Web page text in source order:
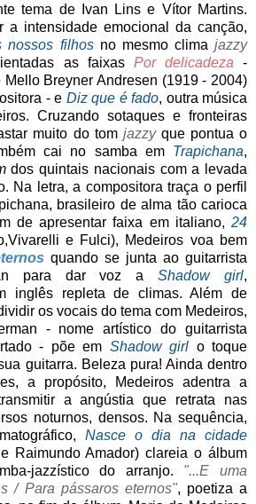
tema de Ivan Lins e Vítor Martins.
a intensidade emocional da canção,
nossos filhos no mesmo clima jazzy
as faixas Por delicadeza -
Breyner Andresen (1919 - 2004)
- e Diz que é fado, outra música
Cruzando sotaques e fronteiras
muito do tom jazzyque pontua o
cai no samba em Trapichana,
dos quintais nacionais com a levada
Na letra, a compositora traça o perfil
brasileiro de alma tão carioca
de apresentar faixa em italiano, 24
e Fulci), Medeiros voa bem
quando se junta ao guitarrista
para dar voz aShadow girl,
inglês repleta de climas. Além de
os vocais do tema com Medeiros,
- nome artístico do guitarrista
- põe em Shadow girl o toque
guitarra. Beleza pura! Ainda dentro
a propósito, Medeiros adentra a
a angústia que retrata nas
noturnos, densos. Na sequência,
Nasce o dia na cidade
Raimundo Amador) clareia o álbum
jazzístico do arranjo. "...E uma
/ Para pássaros eternos", poetiza a